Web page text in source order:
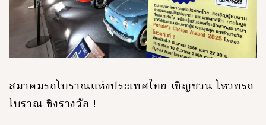
สมาคมรถโบราณแห่งประเทศไทย เชิญชวน โหวทรถ
โบราณ ชิงรางวัล !